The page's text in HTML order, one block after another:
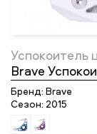
Успокоитель
Brave
Бренд: Brave
Сезон: 2015